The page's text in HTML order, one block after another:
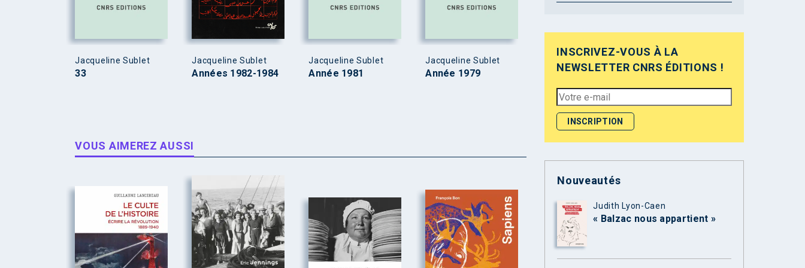
Jacqueline Sublet
33
Jacqueline Sublet
Années 1982-1984
Jacqueline Sublet
Année 1981
Jacqueline Sublet
Année 1979
VOUS AIMEREZ AUSSI
INSCRIVEZ-VOUS À LA
NEWSLETTER CNRS ÉDITIONS !
Nouveautés
Judith Lyon-Caen
« Balzac nous appartient »